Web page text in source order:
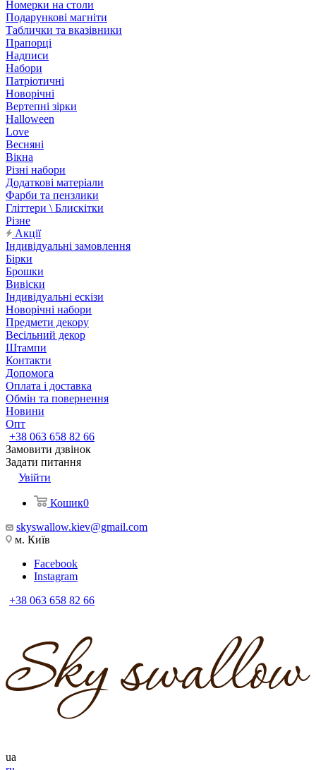
Номерки на столи
Подарункові магніти
Таблички та вказівники
Прапорці
Надписи
Набори
Патріотичні
Новорічні
Вертепні зірки
Halloween
Love
Весняні
Вікна
Різні набори
Додаткові матеріали
Фарби та пензлики
Гліттери \ Блискітки
Різне
Акції
Індивідуальні замовлення
Бірки
Брошки
Вивіски
Індивідуальні ескізи
Новорічні набори
Предмети декору
Весільний декор
Штампи
Контакти
Допомога
Оплата і доставка
Обмін та повернення
Новини
Опт
+38 063 658 82 66
Замовити дзвінок
Задати питання
Увійти
Кошик0
skyswallow.kiev@gmail.com
м. Київ
Facebook
Instagram
+38 063 658 82 66
ua